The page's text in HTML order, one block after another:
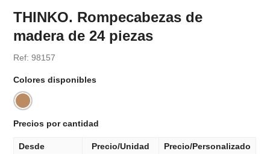
THINKO. Rompecabezas de
madera de 24 piezas
Ref: 98157
Colores disponibles
Precios por cantidad
Desde Precio/Unidad
Precio/Personalizado